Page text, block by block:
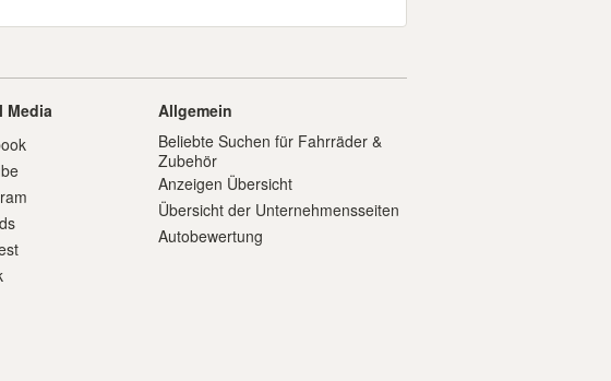
Media
Allgemein
Beliebte Suchen für Fahrräder &
Zubehör
Anzeigen Übersicht
Übersicht der Unternehmensseiten
Autobewertung